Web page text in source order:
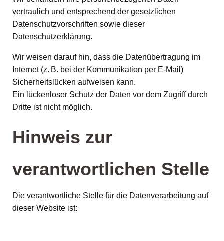
vertraulich und entsprechend der gesetzlichen
Datenschutzvorschriften sowie dieser
Datenschutzerklärung.
Wir weisen darauf hin, dass die Datenübertragung im
Internet (z. B. bei der Kommunikation per E-Mail)
Sicherheitslücken aufweisen kann.
Ein lückenloser Schutz der Daten vor dem Zugriff durch
Dritte ist nicht möglich.
Hinweis zur
verantwortlichen Stelle
Die verantwortliche Stelle für die Datenverarbeitung auf
dieser Website ist: